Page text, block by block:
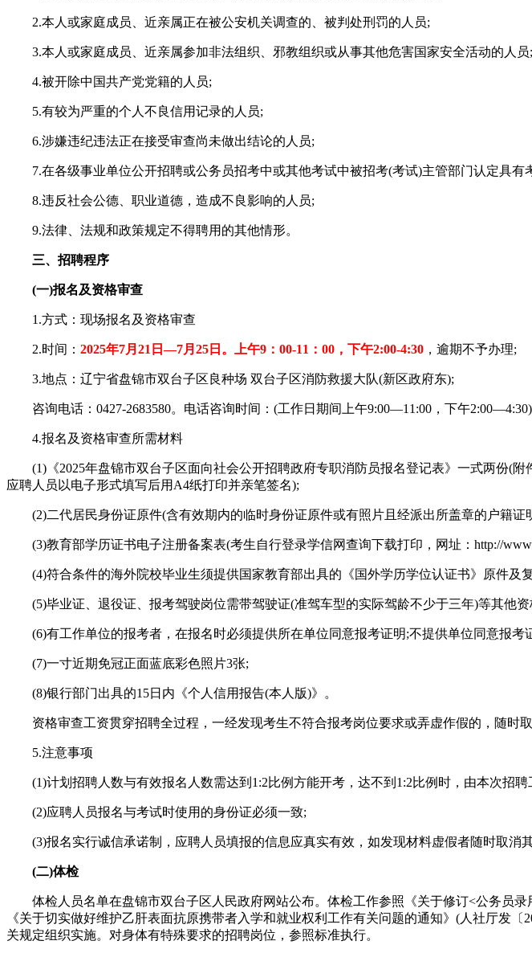
2.本人或家庭成员、近亲属正在被公安机关调查的、被判处刑罚的人员;
3.本人或家庭成员、近亲属参加非法组织、邪教组织或从事其他危害国家安全活动的人员;
4.被开除中国共产党党籍的人员;
5.有较为严重的个人不良信用记录的人员;
6.涉嫌违纪违法正在接受审查尚未做出结论的人员;
7.在各级事业单位公开招聘或公务员招考中或其他考试中被招考(考试)主管部门认定具有
8.违反社会公德、职业道德，造成不良影响的人员;
9.法律、法规和政策规定不得聘用的其他情形。
三、招聘程序
(一)报名及资格审查
1.方式：现场报名及资格审查
2.时间： 2025年7月21日—7月25日。上午9：00-11：00，下午2:00-4:30 ，逾期不予办理;
3.地点：辽宁省盘锦市双台子区良种场 双台子区消防救援大队(新区政府东);
咨询电话：0427-2683580。电话咨询时间：(工作日期间上午9:00—11:00，下午
4.报名及资格审查所需材料
(1)《2025年盘锦市双台子区面向社会公开招聘政府专职消防员报名登记表》一式两份(附
应聘人员以电子形式填写后用A4纸打印并亲笔签名);
(2)二代居民身份证原件(含有效期内的临时身份证原件或有照片且经派出所盖章的户籍证
(3)教育部学历证书电子注册备案表(考生自行登录学信网查询下载打印，网址：http://
(4)符合条件的海外院校毕业生须提供国家教育部出具的《国外学历学位认证书》原件及
(5)毕业证、退役证、报考驾驶岗位需带驾驶证(准驾车型的实际驾龄不少于三年)等其他资
(6)有工作单位的报考者，在报名时必须提供所在单位同意报考证明;不提供单位同意报考
(7)一寸近期免冠正面蓝底彩色照片3张;
(8)银行部门出具的15日内《个人信用报告(本人版)》。
资格审查工资贯穿招聘全过程，一经发现考生不符合报考岗位要求或弄虚作假的，随时
5.注意事项
(1)计划招聘人数与有效报名人数需达到1:2比例方能开考，达不到1:2比例时，由本次招
(2)应聘人员报名与考试时使用的身份证必须一致;
(3)报名实行诚信承诺制，应聘人员填报的信息应真实有效，如发现材料虚假者随时取消其
(二)体检
体检人员名单在盘锦市双台子区人民政府网站公布。体检工作参照《关于修订<公务员录
《关于切实做好维护乙肝表面抗原携带者入学和就业权利工作有关问题的通知》(人社厅发
关规定组织实施。对身体有特殊要求的招聘岗位，参照标准执行。